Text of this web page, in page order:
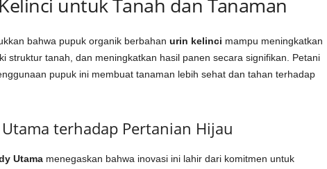
untuk Tanah dan Tanaman
bahwa pupuk organik berbahan urin kelinci mampu meningkatkan
struktur tanah, dan meningkatkan hasil panen secara signifikan. Petani
pupuk ini membuat tanaman lebih sehat dan tahan terhadap
terhadap Pertanian Hijau
Utamamenegaskan bahwa inovasi ini lahir dari komitmen untuk